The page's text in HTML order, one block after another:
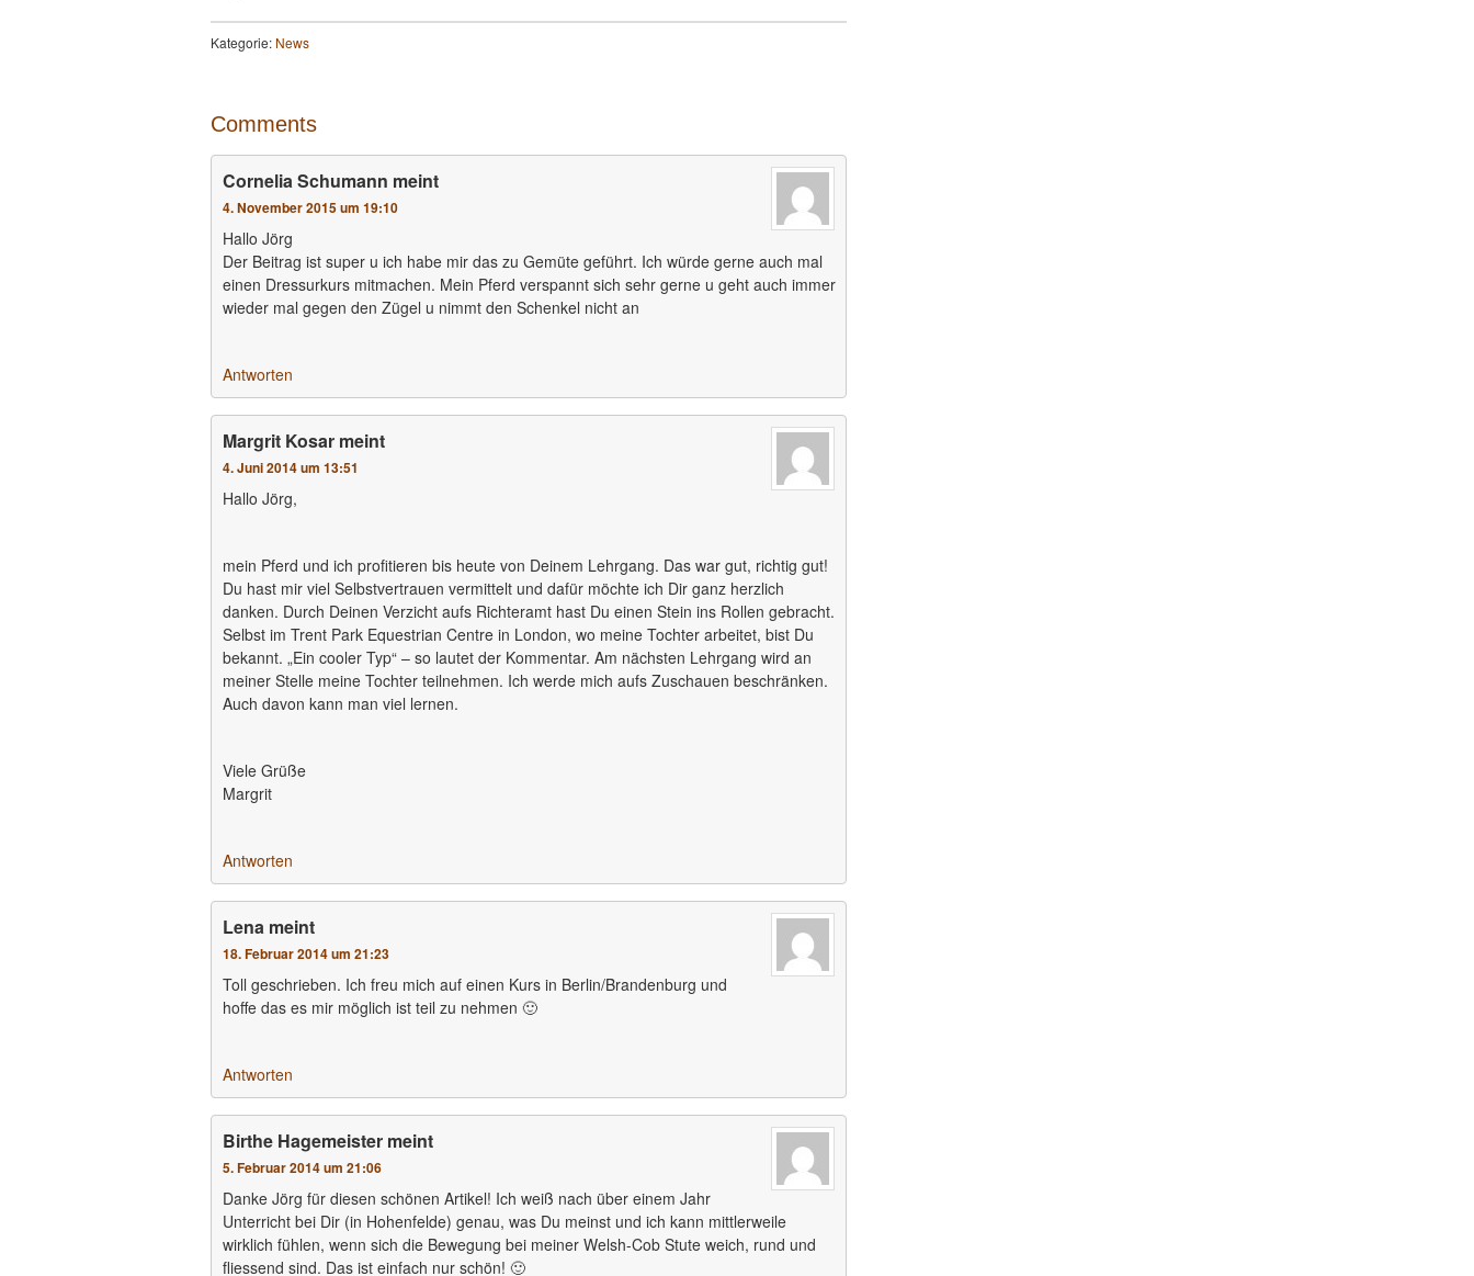
Kategorie: News
Comments
Cornelia Schumann meint
4. November 2015 um 19:10
Hallo Jörg
Der Beitrag ist super u ich habe mir das zu Gemüte geführt. Ich würde gerne auch mal
einen Dressurkurs mitmachen. Mein Pferd verspannt sich sehr gerne u geht auch immer
wieder mal gegen den Zügel u nimmt den Schenkel nicht an
Antworten
Margrit Kosar meint
4. Juni 2014 um 13:51
Hallo Jörg,
mein Pferd und ich profitieren bis heute von Deinem Lehrgang. Das war gut, richtig gut!
Du hast mir viel Selbstvertrauen vermittelt und dafür möchte ich Dir ganz herzlich
danken. Durch Deinen Verzicht aufs Richteramt hast Du einen Stein ins Rollen gebracht.
Selbst im Trent Park Equestrian Centre in London, wo meine Tochter arbeitet, bist Du
bekannt. „Ein cooler Typ“ – so lautet der Kommentar. Am nächsten Lehrgang wird an
meiner Stelle meine Tochter teilnehmen. Ich werde mich aufs Zuschauen beschränken.
Auch davon kann man viel lernen.
Viele Grüße
Margrit
Antworten
Lena meint
18. Februar 2014 um 21:23
Toll geschrieben. Ich freu mich auf einen Kurs in Berlin/Brandenburg und
hoffe das es mir möglich ist teil zu nehmen 🙂
Antworten
Birthe Hagemeister meint
5. Februar 2014 um 21:06
Danke Jörg für diesen schönen Artikel! Ich weiß nach über einem Jahr
Unterricht bei Dir (in Hohenfelde) genau, was Du meinst und ich kann mittlerweile
wirklich fühlen, wenn sich die Bewegung bei meiner Welsh-Cob Stute weich, rund und
fliessend sind. Das ist einfach nur schön! 🙂